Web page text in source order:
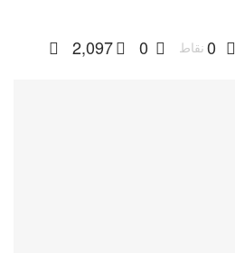
0 نقاط 0
2,097